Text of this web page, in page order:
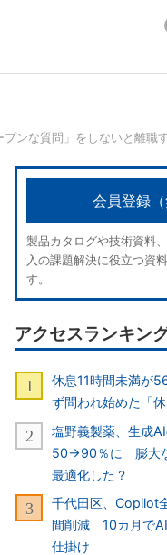
コンテンツ：
ンな質問」をしないと離職
会員登録（
製品カタログや技術資料
入の課題解決に役立つ資
す。
アクセスランキン
休息11時間未満が
ず問われ始めた「休
塩野義製薬、生成
50→90％に 膨大
最適化した？
千代田区、Copilot
間削減 10カ月で
仕掛け